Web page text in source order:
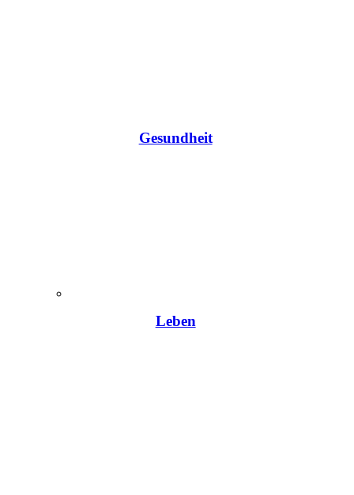
Gesundheit
Leben